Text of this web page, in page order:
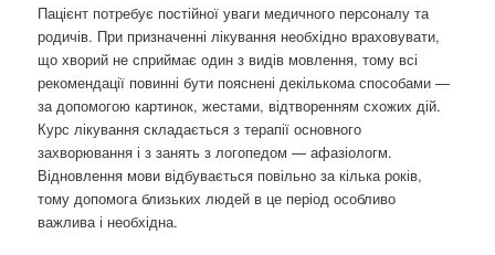
Пацієнт потребує постійної уваги медичного персоналу та
родичів. При призначенні лікування необхідно враховувати,
що хворий не сприймає один з видів мовлення, тому всі
рекомендації повинні бути пояснені декількома способами —
за допомогою картинок, жестами, відтворенням схожих дій.
Курс лікування складається з терапії основного
захворювання і з занять з логопедом — афазіологм.
Відновлення мови відбувається повільно за кілька років,
тому допомога близьких людей в це період особливо
важлива і необхідна.